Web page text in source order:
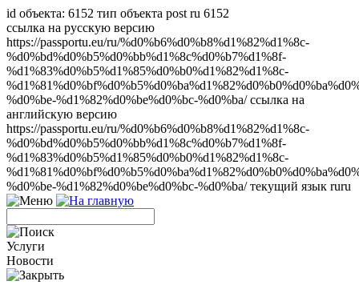
id объекта: 6152 тип объекта post ru 6152
ссылка на русскую версию
https://passportu.eu/ru/%d0%b6%d0%b8%d1%82%d1%8c-
%d0%bd%d0%b5%d0%bb%d1%8c%d0%b7%d1%8f-
%d1%83%d0%b5%d1%85%d0%b0%d1%82%d1%8c-
%d0%be-%d1%82%d0%be%d0%bc-%d0%ba/ ссылка на
английскую версию
https://passportu.eu/ru/%d0%b6%d0%b8%d1%82%d1%8c-
%d0%bd%d0%b5%d0%bb%d1%8c%d0%b7%d1%8f-
%d1%83%d0%b5%d1%85%d0%b0%d1%82%d1%8c-
%d0%be-%d1%82%d0%be%d0%bc-%d0%ba/ текущий язык ruru
Услуги
Новости